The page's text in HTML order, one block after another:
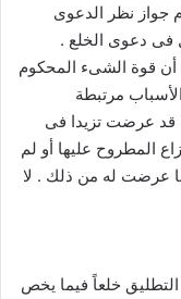
جواز نظر الدعوى
فى دعوى الخلع .
قوة الشىء المحكوم
مرتبطة
قد عرضت تزيدا فى
المطروح عليها أو لم
عرضت له من ذلك . لا
خلعاً فيما يخص